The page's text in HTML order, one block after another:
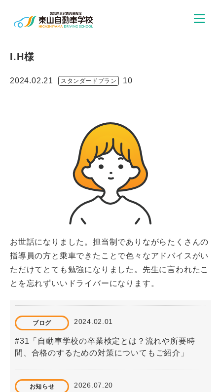
I.H様
2024.02.21 スタンダードプラン 10
お世話になりました。担当制でありながらたくさんの
指導員の方と乗車できたことで色々なアドバイスがい
ただけてとても勉強になりました。先生に言われたこ
とを忘れずいいドライバーになります。
ブログ 2024.02.01
#31「自動車学校の卒業検定とは？流れや所要時
間、合格のするための対策についてもご紹介」
お知らせ 2026.07.20